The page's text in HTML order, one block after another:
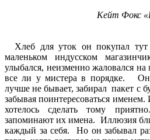
Кейт Фокс
Хлеб для уток он покупал тут
маленьком индусском
улыбался, неизменно жаловался
все ли у мистера в порядке. Он
лучше не бывает, забирал пакет с
забывая поинтересоваться
хотелось сделать тому
запоминают их имена. Иллюзия
каждый за себя. Но он забывал